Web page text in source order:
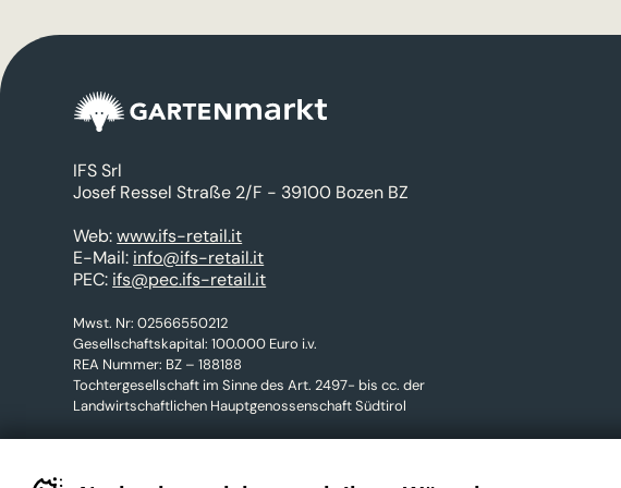
IFS Srl
Josef Ressel Straße 2/F - 39100 Bozen BZ
Web:www.ifs-retail.it
E-Mail: info@ifs-retail.it
PEC: ifs@pec.ifs-retail.it
Mwst. Nr: 02566550212
Gesellschaftskapital: 100.000 Euro i.v.
REA Nummer: BZ – 188188
Tochtergesellschaft im Sinne des Art. 2497- bis cc. der
Landwirtschaftlichen Hauptgenossenschaft Südtirol
Banner